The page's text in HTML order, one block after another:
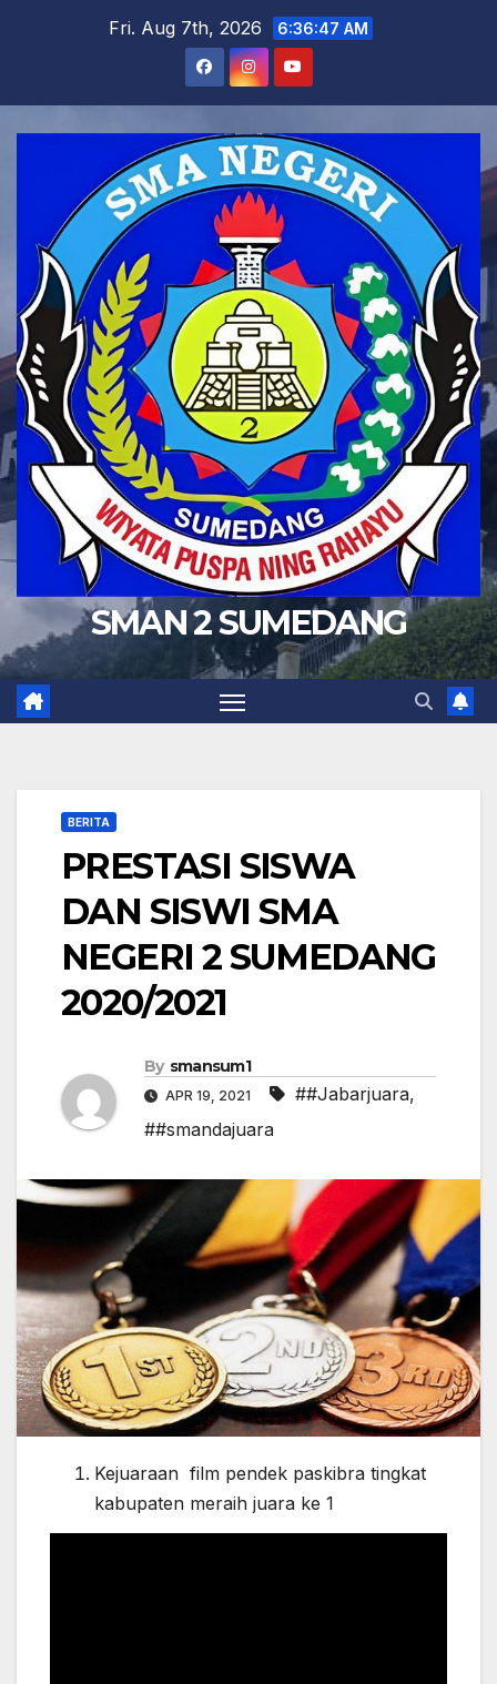
Fri. Aug 7th, 2026 6:36:48 AM
SMAN 2 SUMEDANG
BERITA
PRESTASI SISWA
DAN SISWI SMA
NEGERI 2 SUMEDANG
2020/2021
By smansum1
APR 19, 2021 ##Jabarjuara,
##smandajuara
Kejuaraan film pendek paskibra tingkat
kabupaten meraih juara ke 1